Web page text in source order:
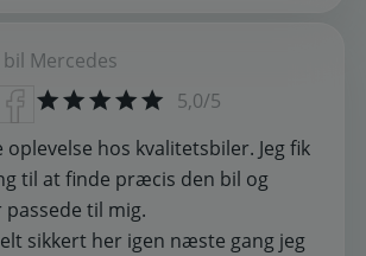
bil Mercedes
5,0/5
oplevelse hos kvalitetsbiler. Jeg fik
til at finde præcis den bil og
til mig.
sikkert her igen næste gang jeg